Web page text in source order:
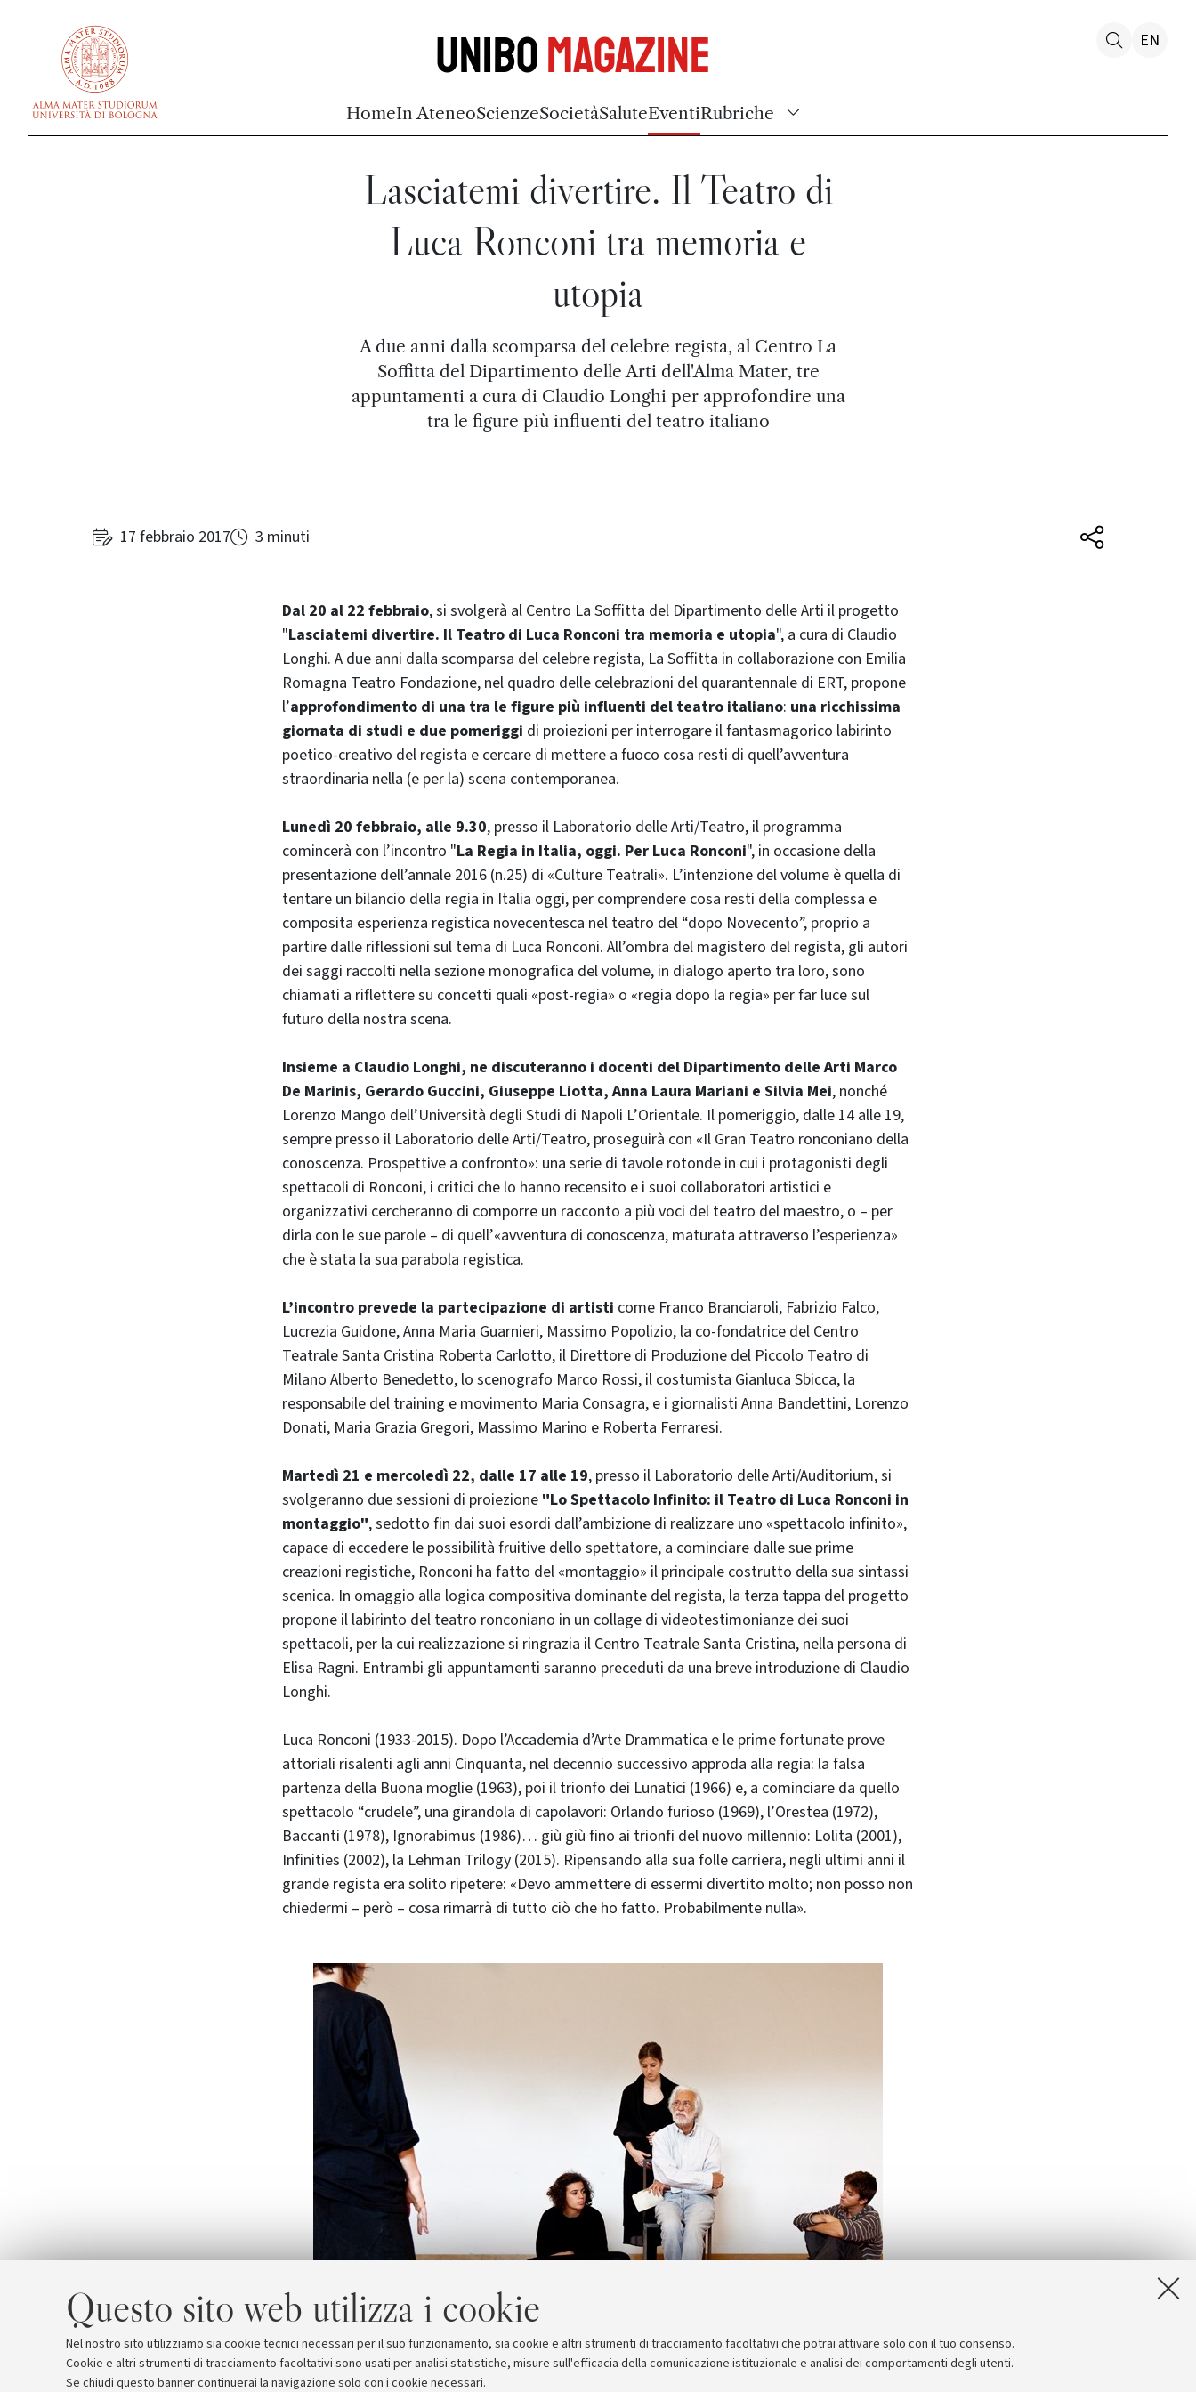
Questo sito web utilizza i cookie
Nel nostro sito utilizziamo sia cookie tecnici necessari per il suo funzionamento, sia cookie e altri strumenti di tracciamento facoltativi che potrai attivare solo con il tuo consenso.
Cookie e altri strumenti di tracciamento facoltativi sono usati per analisi statistiche, misure sull'efficacia della comunicazione istituzionale e analisi dei comportamenti degli utenti.
Se chiudi questo banner continuerai la navigazione solo con i cookie necessari.
UniboMagazine
HomeIn AteneoScienzeSocietàSaluteEventiRubriche
EN
Lasciatemi divertire. Il Teatro di
Luca Ronconi tra memoria e
utopia
A due anni dalla scomparsa del celebre regista, al Centro La
Soffitta del Dipartimento delle Arti dell'Alma Mater, tre
appuntamenti a cura di Claudio Longhi per approfondire una
tra le figure più influenti del teatro italiano
17 febbraio 2017 3 minuti
Dal 20 al 22 febbraio, si svolgerà al Centro La Soffitta del Dipartimento delle Arti il progetto
"Lasciatemi divertire. Il Teatro di Luca Ronconi tra memoria e utopia", a cura di Claudio
Longhi. A due anni dalla scomparsa del celebre regista, La Soffitta in collaborazione con Emilia
Romagna Teatro Fondazione, nel quadro delle celebrazioni del quarantennale di ERT, propone
l’approfondimento di una tra le figure più influenti del teatro italiano: una ricchissima
giornata di studi e due pomeriggi di proiezioni per interrogare il fantasmagorico labirinto
poetico-creativo del regista e cercare di mettere a fuoco cosa resti di quell’avventura
straordinaria nella (e per la) scena contemporanea.
Lunedì 20 febbraio, alle 9.30, presso il Laboratorio delle Arti/Teatro, il programma
comincerà con l’incontro "La Regia in Italia, oggi. Per Luca Ronconi", in occasione della
presentazione dell’annale 2016 (n.25) di «Culture Teatrali». L’intenzione del volume è quella di
tentare un bilancio della regia in Italia oggi, per comprendere cosa resti della complessa e
composita esperienza registica novecentesca nel teatro del “dopo Novecento”, proprio a
partire dalle riflessioni sul tema di Luca Ronconi. All’ombra del magistero del regista, gli autori
dei saggi raccolti nella sezione monografica del volume, in dialogo aperto tra loro, sono
chiamati a riflettere su concetti quali «post-regia» o «regia dopo la regia» per far luce sul
futuro della nostra scena.
Insieme a Claudio Longhi, ne discuteranno i docenti del Dipartimento delle Arti Marco
De Marinis, Gerardo Guccini, Giuseppe Liotta, Anna Laura Mariani e Silvia Mei, nonché
Lorenzo Mango dell’Università degli Studi di Napoli L’Orientale. Il pomeriggio, dalle 14 alle 19,
sempre presso il Laboratorio delle Arti/Teatro, proseguirà con «Il Gran Teatro ronconiano della
conoscenza. Prospettive a confronto»: una serie di tavole rotonde in cui i protagonisti degli
spettacoli di Ronconi, i critici che lo hanno recensito e i suoi collaboratori artistici e
organizzativi cercheranno di comporre un racconto a più voci del teatro del maestro, o – per
dirla con le sue parole – di quell’«avventura di conoscenza, maturata attraverso l’esperienza»
che è stata la sua parabola registica.
L’incontro prevede la partecipazione di artisti come Franco Branciaroli, Fabrizio Falco,
Lucrezia Guidone, Anna Maria Guarnieri, Massimo Popolizio, la co-fondatrice del Centro
Teatrale Santa Cristina Roberta Carlotto, il Direttore di Produzione del Piccolo Teatro di
Milano Alberto Benedetto, lo scenografo Marco Rossi, il costumista Gianluca Sbicca, la
responsabile del training e movimento Maria Consagra, e i giornalisti Anna Bandettini, Lorenzo
Donati, Maria Grazia Gregori, Massimo Marino e Roberta Ferraresi.
Martedì 21 e mercoledì 22, dalle 17 alle 19, presso il Laboratorio delle Arti/Auditorium, si
svolgeranno due sessioni di proiezione "Lo Spettacolo Infinito: il Teatro di Luca Ronconi in
montaggio", sedotto fin dai suoi esordi dall’ambizione di realizzare uno «spettacolo infinito»,
capace di eccedere le possibilità fruitive dello spettatore, a cominciare dalle sue prime
creazioni registiche, Ronconi ha fatto del «montaggio» il principale costrutto della sua sintassi
scenica. In omaggio alla logica compositiva dominante del regista, la terza tappa del progetto
propone il labirinto del teatro ronconiano in un collage di videotestimonianze dei suoi
spettacoli, per la cui realizzazione si ringrazia il Centro Teatrale Santa Cristina, nella persona di
Elisa Ragni. Entrambi gli appuntamenti saranno preceduti da una breve introduzione di Claudio
Longhi.
Luca Ronconi (1933-2015). Dopo l’Accademia d’Arte Drammatica e le prime fortunate prove
attoriali risalenti agli anni Cinquanta, nel decennio successivo approda alla regia: la falsa
partenza della Buona moglie (1963), poi il trionfo dei Lunatici (1966) e, a cominciare da quello
spettacolo “crudele”, una girandola di capolavori: Orlando furioso (1969), l’Orestea (1972),
Baccanti (1978), Ignorabimus (1986)… giù giù fino ai trionfi del nuovo millennio: Lolita (2001),
Infinities (2002), la Lehman Trilogy (2015). Ripensando alla sua folle carriera, negli ultimi anni il
grande regista era solito ripetere: «Devo ammettere di essermi divertito molto; non posso non
chiedermi – però – cosa rimarrà di tutto ciò che ho fatto. Probabilmente nulla».